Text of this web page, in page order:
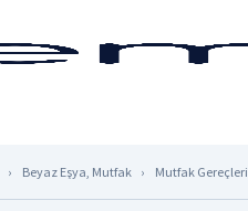
Beyaz Eşya, Mutfak Mutfak Gereçleri